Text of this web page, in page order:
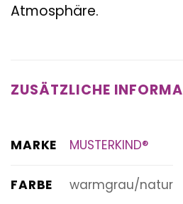
Atmosphäre.
ZUSÄTZLICHE
MARKE MUSTERKIND®
FARBE warmgrau/natur